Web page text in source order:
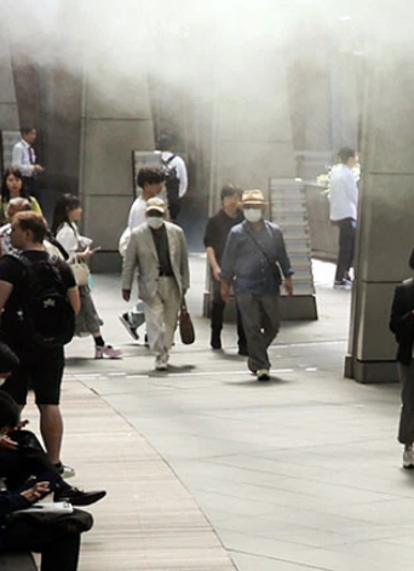
兼用長傘。調整できるストラップにより、
格：2970円
デル。特殊3層ラミネート構造で業界トップ
般のPUコーティング生地以上の耐久性も魅力
、各種実験から明らかになってきている日傘